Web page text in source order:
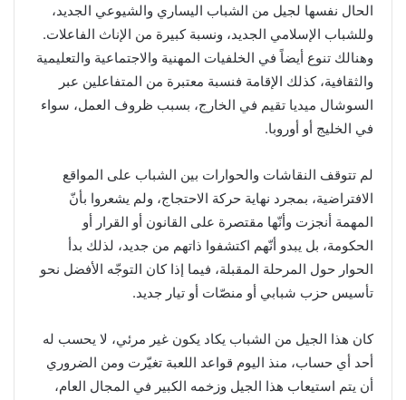
الحال نفسها لجيل من الشباب اليساري والشيوعي الجديد،
وللشباب الإسلامي الجديد، ونسبة كبيرة من الإناث الفاعلات.
وهنالك تنوع أيضاً في الخلفيات المهنية والاجتماعية والتعليمية
والثقافية، كذلك الإقامة فنسبة معتبرة من المتفاعلين عبر
السوشال ميديا تقيم في الخارج، بسبب ظروف العمل، سواء
في الخليج أو أوروبا.
لم تتوقف النقاشات والحوارات بين الشباب على المواقع
الافتراضية، بمجرد نهاية حركة الاحتجاج، ولم يشعروا بأنّ
المهمة أنجزت وأنّها مقتصرة على القانون أو القرار أو
الحكومة، بل يبدو أنّهم اكتشفوا ذاتهم من جديد، لذلك بدأ
الحوار حول المرحلة المقبلة، فيما إذا كان التوجّه الأفضل نحو
تأسيس حزب شبابي أو منصّات أو تيار جديد.
كان هذا الجيل من الشباب يكاد يكون غير مرئي، لا يحسب له
أحد أي حساب، منذ اليوم قواعد اللعبة تغيّرت ومن الضروري
أن يتم استيعاب هذا الجيل وزخمه الكبير في المجال العام،